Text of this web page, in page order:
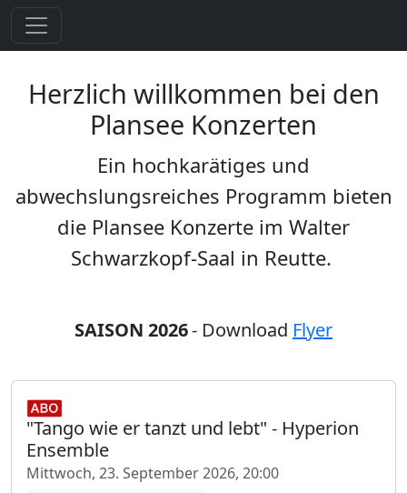
Herzlich willkommen bei den
Plansee Konzerten
Ein hochkarätiges und
abwechslungsreiches Programm bieten
die Plansee Konzerte im Walter
Schwarzkopf-Saal in Reutte.
SAISON 2026- Download Flyer
"Tango wie er tanzt und lebt" - Hyperion
Ensemble
Mittwoch, 23. September 2026, 20:00